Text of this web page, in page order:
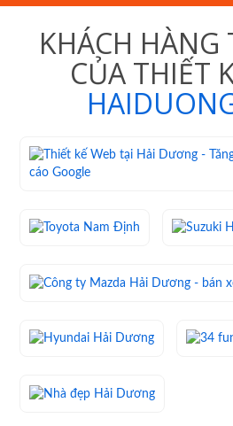
KHÁCH HÀNG
CỦA THIẾT